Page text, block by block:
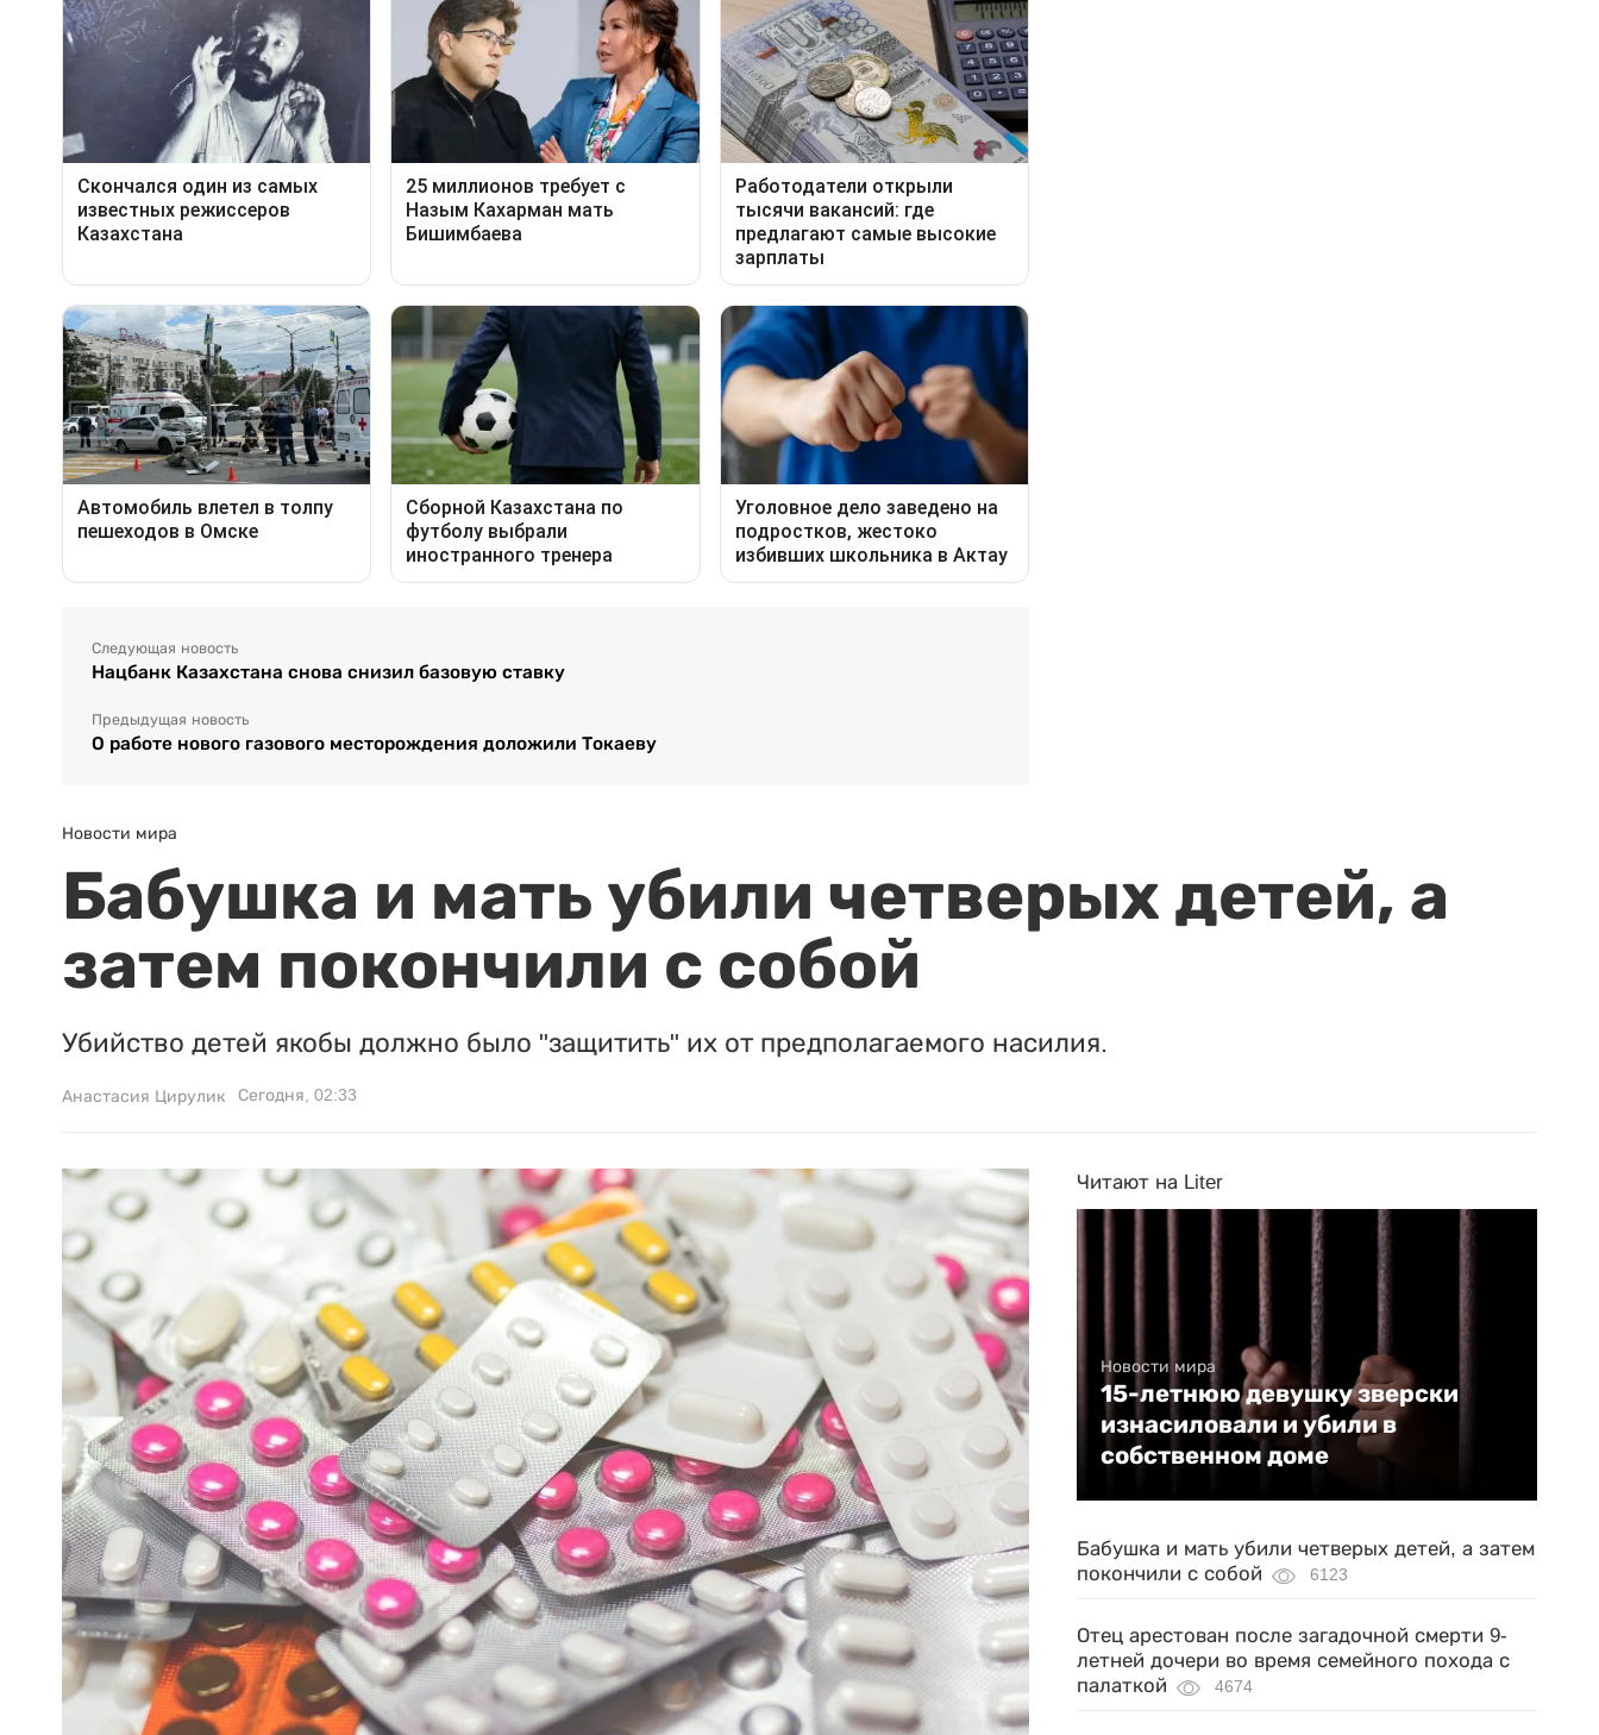
Следующая новость
Нацбанк Казахстана снова снизил базовую ставку
Предыдущая новость
О работе нового газового месторождения доложили Токаеву
Новости мира
Бабушка и мать убили четверых детей, а
затем покончили с собой
Убийство детей якобы должно было "защитить" их от предполагаемого насилия.
Анастасия Цирулик Сегодня, 02:33
Читают на Liter
Новости мира
15-летнюю девушку зверски
изнасиловали и убили в
собственном доме
Бабушка и мать убили четверых детей, а затем
покончили с собой
6123
Отец арестован после загадочной смерти 9-
летней дочери во время семейного похода с
палаткой
4674